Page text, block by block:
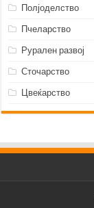
Полјоделство
Пчеларство
Рурален развој
Сточарство
Цвеќарство